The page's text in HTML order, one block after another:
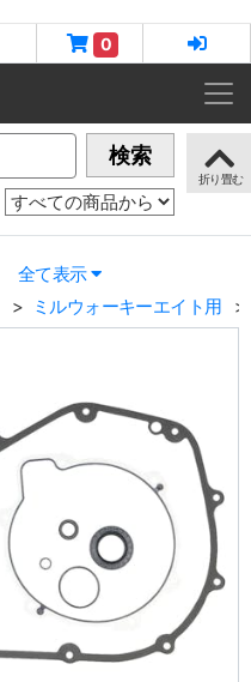
0
検索
全て表示
ミルウォーキーエイト用